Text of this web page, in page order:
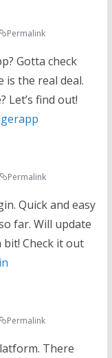
Permalink
Gotta check
is the real deal.
Let’s find out!
Permalink
Quick and easy
far. Will update
bit! Check it out
Permalink
There